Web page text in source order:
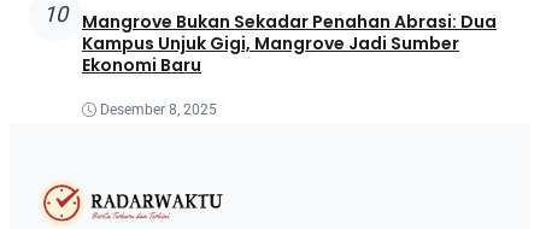
10
Mangrove Bukan Sekadar Penahan Abrasi: Dua
Kampus Unjuk Gigi, Mangrove Jadi Sumber
Ekonomi Baru
Desember 8, 2025